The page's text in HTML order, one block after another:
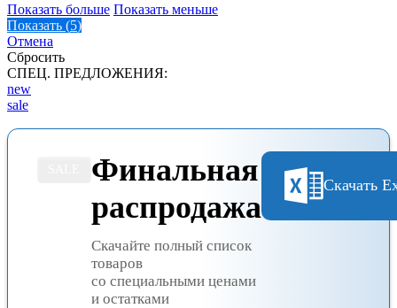
Показать больше Показать меньше
Показать (5)
Отмена
Сбросить
СПЕЦ. ПРЕДЛОЖЕНИЯ:
new
sale
Финальная
распродажа
Скачайте полный список
товаров
со специальными ценами
и остатками
Скачать